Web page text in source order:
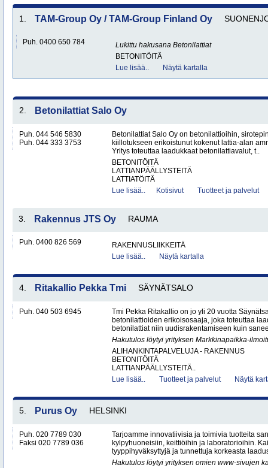
1. TAM-Group Oy / TAM-Group Finland Oy
Puh. 0400 650 784 Lukittu hakusana Betonilattiat
BETONITÖITÄ
Lue lisää..
Näytä kartalla
2. Betonilattiat Salo Oy
Puh. 044 546 5830
Puh. 044 333 3753
Betonilattiat Salo Oy on betonilattioihin,
kiillotukseen erikoistunut kokenut lattia-alan
Yritys toteuttaa laadukkaat betonilattiavalut, t..
BETONITÖITÄ
LATTIANPÄÄLLYSTEITÄ
LATTIATÖITÄ
Lue lisää..
Kotisivut Tuotteet ja palvelut
3. Rakennus JTS Oy RAUMA
Puh. 0400 826 569
RAKENNUSLIIKKEITÄ
Lue lisää..
Näytä kartalla
4. Ritakallio Pekka Tmi SÄYNÄTSALO
Puh. 040 503 6945
Tmi Pekka Ritakallio on jo yli 20 vuotta
betonilattioiden erikoisosaaja, joka toteuttaa
betonilattiat niin uudisrakentamiseen kuin
Hakutulos löytyi yrityksen Markkinapaikka-
ALIHANKINTAPALVELUJA - RAKENNUS
BETONITÖITÄ
LATTIANPÄÄLLYSTEITÄ..
Lue lisää..
Tuotteet ja palvelut Näytä
5. Purus Oy HELSINKI
Puh. 020 7789 030
Faksi 020 7789 036
Tarjoamme innovatiivisia ja toimivia tuotteita
kylpyhuoneisiin, keittiöihin ja laboratorioihin.
tyyppihyväksyttyjä ja tunnettuja korkeasta
Hakutulos löytyi yrityksen omien www-sivujen